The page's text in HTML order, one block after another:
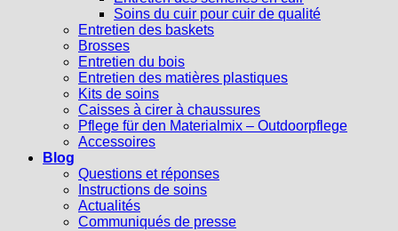
Soins du cuir pour cuir de qualité
Entretien des baskets
Brosses
Entretien du bois
Entretien des matières plastiques
Kits de soins
Caisses à cirer à chaussures
Pflege für den Materialmix – Outdoorpflege
Accessoires
Blog
Questions et réponses
Instructions de soins
Actualités
Communiqués de presse